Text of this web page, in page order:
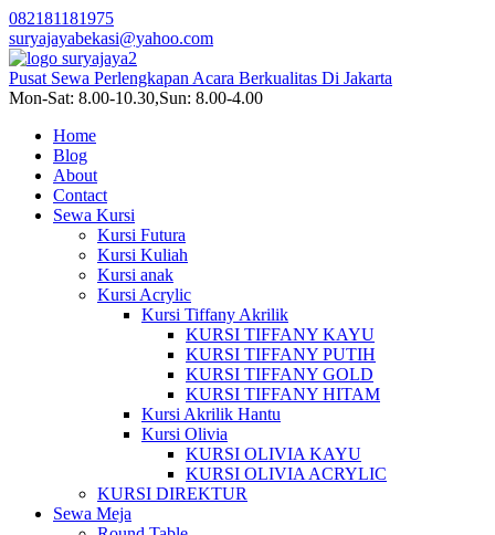
082181181975
suryajayabekasi@yahoo.com
Pusat Sewa Perlengkapan Acara Berkualitas Di Jakarta
Mon-Sat: 8.00-10.30,Sun: 8.00-4.00
Home
Blog
About
Contact
Sewa Kursi
Kursi Futura
Kursi Kuliah
Kursi anak
Kursi Acrylic
Kursi Tiffany Akrilik
KURSI TIFFANY KAYU
KURSI TIFFANY PUTIH
KURSI TIFFANY GOLD
KURSI TIFFANY HITAM
Kursi Akrilik Hantu
Kursi Olivia
KURSI OLIVIA KAYU
KURSI OLIVIA ACRYLIC
KURSI DIREKTUR
Sewa Meja